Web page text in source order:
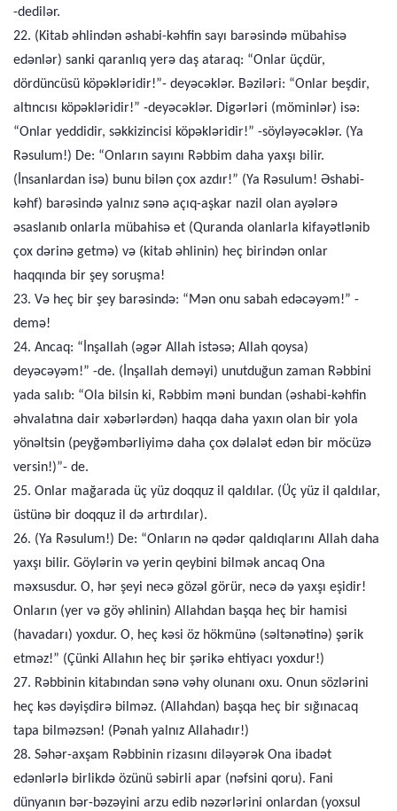
-dedilər.
22. (Kitab əhlindən əshabi-kəhfin sayı barəsində mübahisə
edənlər) sanki qaranlıq yerə daş ataraq: “Onlar üçdür,
dördüncüsü köpəkləridir!”- deyəcəklər. Bəziləri: “Onlar beşdir,
altıncısı köpəkləridir!” -deyəcəklər. Digərləri (möminlər) isə:
“Onlar yeddidir, səkkizincisi köpəkləridir!” -söyləyəcəklər. (Ya
Rəsulum!) De: “Onların sayını Rəbbim daha yaxşı bilir.
(İnsanlardan isə) bunu bilən çox azdır!” (Ya Rəsulum! Əshabi-
kəhf) barəsində yalnız sənə açıq-aşkar nazil olan ayələrə
əsaslanıb onlarla mübahisə et (Quranda olanlarla kifayətlənib
çox dərinə getmə) və (kitab əhlinin) heç birindən onlar
haqqında bir şey soruşma!
23. Və heç bir şey barəsində: “Mən onu sabah edəcəyəm!” -
demə!
24. Ancaq: “İnşallah (əgər Allah istəsə; Allah qoysa)
deyəcəyəm!” -de. (İnşallah deməyi) unutduğun zaman Rəbbini
yada salıb: “Ola bilsin ki, Rəbbim məni bundan (əshabi-kəhfin
əhvalatına dair xəbərlərdən) haqqa daha yaxın olan bir yola
yönəltsin (peyğəmbərliyimə daha çox dəlalət edən bir möcüzə
versin!)”- de.
25. Onlar mağarada üç yüz doqquz il qaldılar. (Üç yüz il qaldılar,
üstünə bir doqquz il də artırdılar).
26. (Ya Rəsulum!) De: “Onların nə qədər qaldıqlarını Allah daha
yaxşı bilir. Göylərin və yerin qeybini bilmək ancaq Ona
məxsusdur. O, hər şeyi necə gözəl görür, necə də yaxşı eşidir!
Onların (yer və göy əhlinin) Allahdan başqa heç bir hamisi
(havadarı) yoxdur. O, heç kəsi öz hökmünə (səltənətinə) şərik
etməz!” (Çünki Allahın heç bir şərikə ehtiyacı yoxdur!)
27. Rəbbinin kitabından sənə vəhy olunanı oxu. Onun sözlərini
heç kəs dəyişdirə bilməz. (Allahdan) başqa heç bir sığınacaq
tapa bilməzsən! (Pənah yalnız Allahadır!)
28. Səhər-axşam Rəbbinin rizasını diləyərək Ona ibadət
edənlərlə birlikdə özünü səbirli apar (nəfsini qoru). Fani
dünyanın bər-bəzəyini arzu edib nəzərlərini onlardan (yoxsul